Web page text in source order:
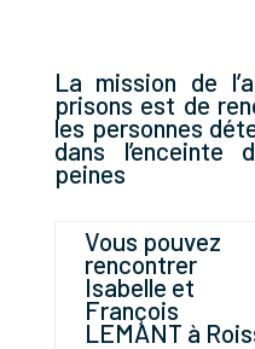
La mission de
prisons est de
les personnes
dans l’enceinte
peines
Vous pouvez
rencontrer
Isabelle et
François
LEMANT à